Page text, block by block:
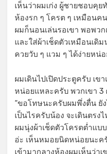
เห็นว่าผมเก่ง ผู้ชายชอบคุ
ห้องรก ๆ โครต ๆ เหมือนค
ผมก็นอนเล่นรอเขา พอพว
และใส่ผ้าเช็ดตัวเหมือนเดิ
ควยวับ ๆ แวม ๆ ได้ง่ายหน่
ผมเดินไปเปิดประตูครับ เข
หน่อยแหละครับ พวกเขา 3
“ขอโทษนะครับผมพึ่งตื่น ยัง
เป็นไรครับน้อง จะเดินตรง
ผมนุ่งผ้าเช็ดตัวโครตต่ำแบ
อ่ะ เห็นหมอยนิดหน่อยนะค
เข้ามากลางห้องผมเห็นว่า